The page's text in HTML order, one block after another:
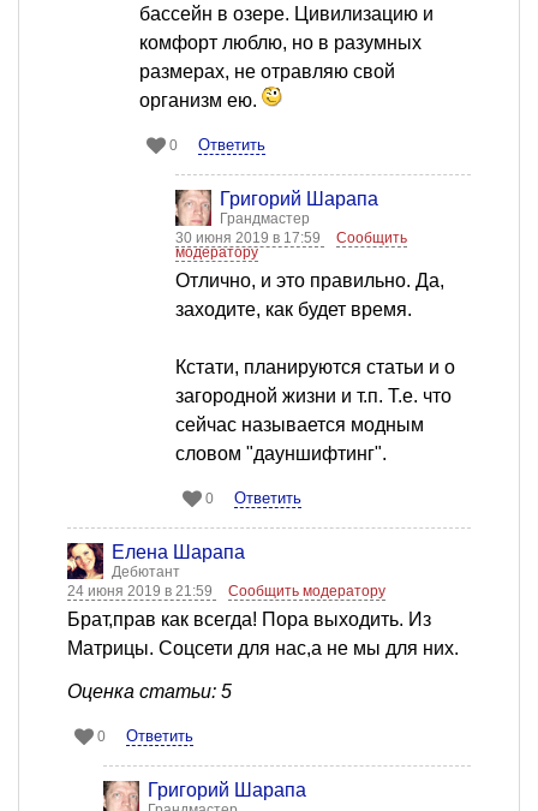
бассейн в озере. Цивилизацию и
комфорт люблю, но в разумных
размерах, не отравляю свой
организм ею.
0 Ответить
Григорий Шарапа
Грандмастер
30 июня 2019 в 17:59
Сообщить
модератору
Отлично, и это правильно. Да,
заходите, как будет время.
Кстати, планируются статьи и о
загородной жизни и т.п. Т.е. что
сейчас называется модным
словом "дауншифтинг".
0 Ответить
Елена Шарапа
Дебютант
24 июня 2019 в 21:59
Сообщить модератору
Брат,прав как всегда! Пора выходить. Из
Матрицы. Соцсети для нас,а не мы для них.
Оценка статьи: 5
0 Ответить
Григорий Шарапа